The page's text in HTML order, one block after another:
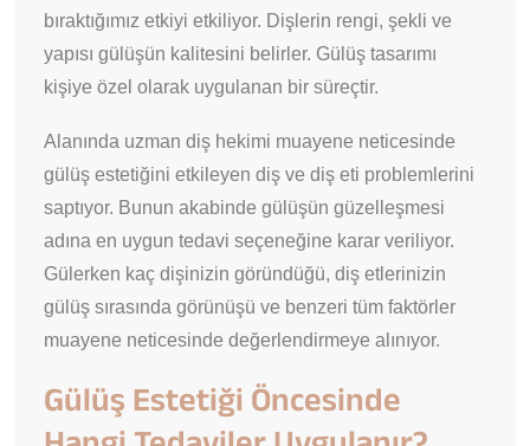
bıraktığımız etkiyi etkiliyor. Dişlerin rengi, şekli ve
yapısı gülüşün kalitesini belirler. Gülüş tasarımı
kişiye özel olarak uygulanan bir süreçtir.
Alanında uzman diş hekimi muayene neticesinde
gülüş estetiğini etkileyen diş ve diş eti problemlerini
saptıyor. Bunun akabinde gülüşün güzelleşmesi
adına en uygun tedavi seçeneğine karar veriliyor.
Gülerken kaç dişinizin göründüğü, diş etlerinizin
gülüş sırasında görünüşü ve benzeri tüm faktörler
muayene neticesinde değerlendirmeye alınıyor.
Gülüş Estetiği Öncesinde